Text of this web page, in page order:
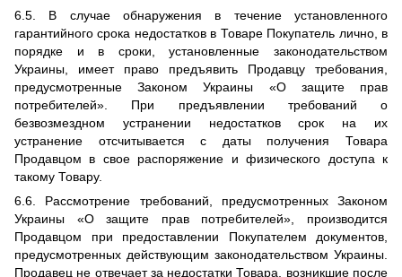
6.5. В случае обнаружения в течение установленного
гарантийного срока недостатков в Товаре Покупатель лично, в
порядке и в сроки, установленные законодательством
Украины, имеет право предъявить Продавцу требования,
предусмотренные Законом Украины «О защите прав
потребителей». При предъявлении требований о
безвозмездном устранении недостатков срок на их
устранение отсчитывается с даты получения Товара
Продавцом в свое распоряжение и физического доступа к
такому Товару.
6.6. Рассмотрение требований, предусмотренных Законом
Украины «О защите прав потребителей», производится
Продавцом при предоставлении Покупателем документов,
предусмотренных действующим законодательством Украины.
Продавец не отвечает за недостатки Товара, возникшие после